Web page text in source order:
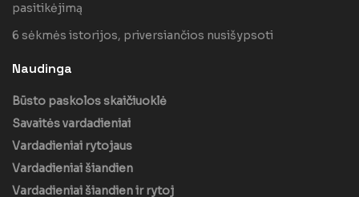
pasitikėjimą
6 sėkmės istorijos, priversiančios nusišypsoti
Naudinga
Būsto paskolos skaičiuoklė
Savaitės vardadieniai
Vardadieniai rytojaus
Vardadieniai šiandien
Vardadieniai šiandien ir rytoj